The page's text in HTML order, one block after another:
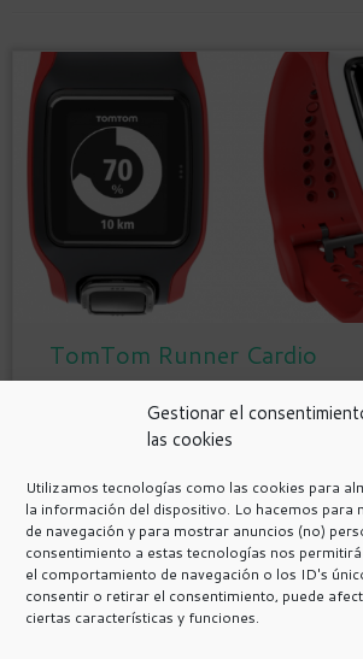
Gestionar el
las cookies
Utilizamos tecnologías como las cookies para
la información del dispositivo. Lo hacemos para
de navegación y para mostrar anuncios (no)
consentimiento a estas tecnologías nos
el comportamiento de navegación o los ID's
consentir o retirar el consentimiento, puede
ciertas características y funciones.
TomTom Runner Cardio
Política de Privacidad
Avisos Legales
Programa de afiliación de
Política de cookies